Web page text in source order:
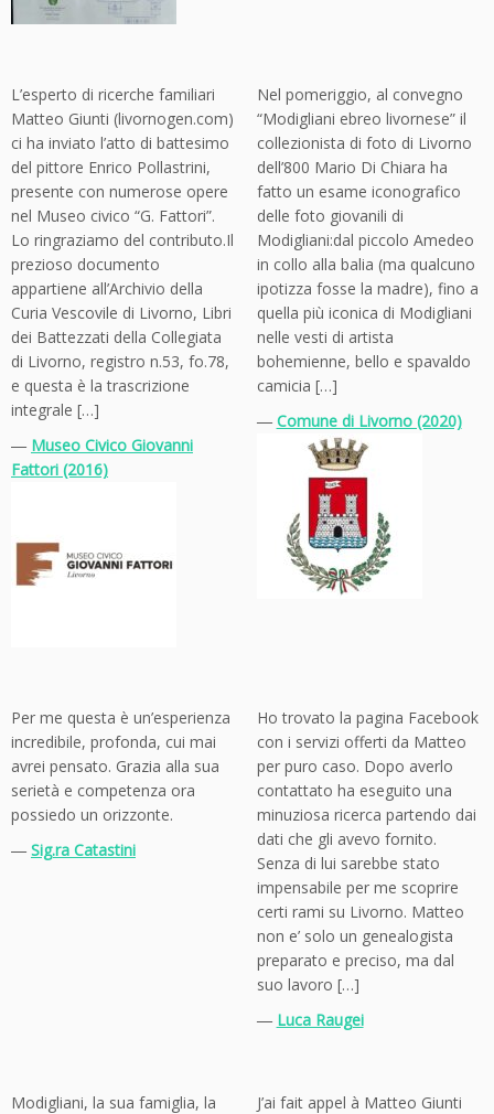
L’esperto di ricerche familiari
Matteo Giunti (livornogen.com)
ci ha inviato l’atto di battesimo
del pittore Enrico Pollastrini,
presente con numerose opere
nel Museo civico “G. Fattori”.
Lo ringraziamo del contributo.Il
prezioso documento
appartiene all’Archivio della
Curia Vescovile di Livorno, Libri
dei Battezzati della Collegiata
di Livorno, registro n.53, fo.78,
e questa è la trascrizione
integrale […]
― Museo Civico Giovanni
Fattori (2016)
Nel pomeriggio, al convegno
“Modigliani ebreo livornese” il
collezionista di foto di Livorno
dell’800 Mario Di Chiara ha
fatto un esame iconografico
delle foto giovanili di
Modigliani:dal piccolo Amedeo
in collo alla balia (ma qualcuno
ipotizza fosse la madre), fino a
quella più iconica di Modigliani
nelle vesti di artista
bohemienne, bello e spavaldo
camicia […]
― Comune di Livorno (2020)
Per me questa è un’esperienza
incredibile, profonda, cui mai
avrei pensato. Grazia alla sua
serietà e competenza ora
possiedo un orizzonte.
― Sig.ra Catastini
Ho trovato la pagina Facebook
con i servizi offerti da Matteo
per puro caso. Dopo averlo
contattato ha eseguito una
minuziosa ricerca partendo dai
dati che gli avevo fornito.
Senza di lui sarebbe stato
impensabile per me scoprire
certi rami su Livorno. Matteo
non e’ solo un genealogista
preparato e preciso, ma dal
suo lavoro […]
― Luca Raugei
Modigliani, la sua famiglia, la
J’ai fait appel à Matteo Giunti